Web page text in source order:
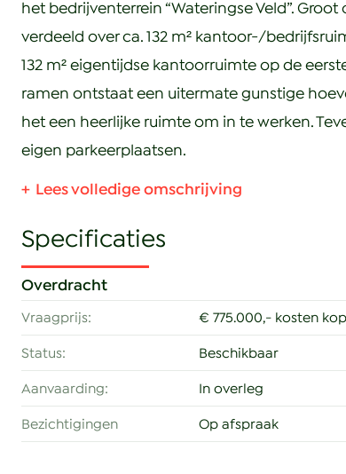
het bedrijventerrein “Wateringse Veld”.
verdeeld over ca. 132 m² kantoor-/
132 m² eigentijdse kantoorruimte op de
ramen ontstaat een uitermate gunstige
het een heerlijke ruimte om in te werken.
eigen parkeerplaatsen.
In de omgeving bevinden zich een grote
kantoren. De bedrijfsruimte is gelegen nabij
direct aansluiting geeft op de A4. Op
tramlijn 16 en 17.
Entree, kantoor-/ werkruimte aan de
naar een studio-/bedrijfsruimte aan de
Overdracht
Vraagprijs: € 775.000,- kosten
Status: Beschikbaar
Aanvaarding: In overleg
Bezichtigingen Op afspraak